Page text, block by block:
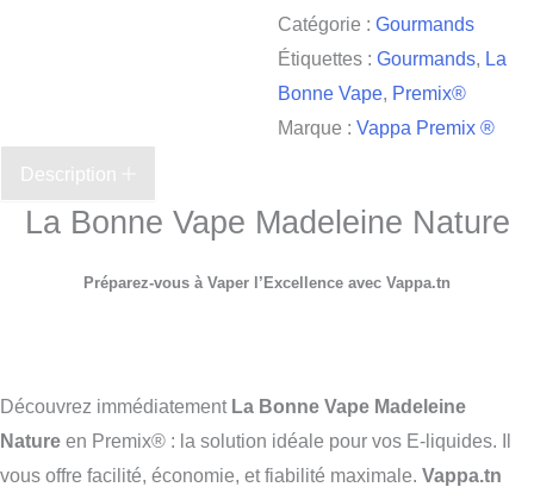
Catégorie : Gourmands
Étiquettes : Gourmands, La
Bonne Vape, Premix®
Marque : Vappa Premix ®
Description
La Bonne Vape Madeleine Nature
Préparez-vous à Vaper l’Excellence avec Vappa.tn
Découvrez immédiatementLa Bonne Vape Madeleine
Nature en Premix® : la solution idéale pour vos E-liquides. Il
vous offre facilité, économie, et fiabilité maximale. Vappa.tn